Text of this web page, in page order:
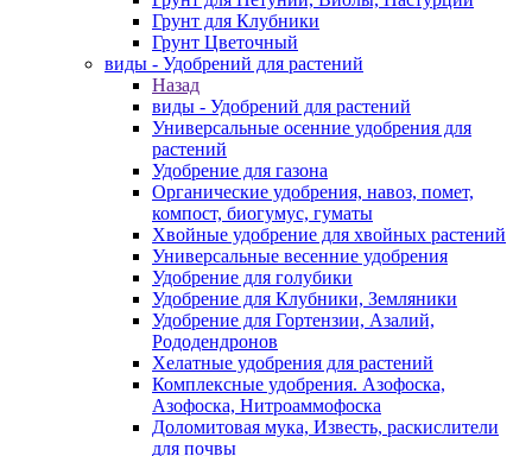
Грунт для Клубники
Грунт Цветочный
виды - Удобрений для растений
Назад
виды - Удобрений для растений
Универсальные осенние удобрения для
растений
Удобрение для газона
Органические удобрения, навоз, помет,
компост, биогумус, гуматы
Хвойные удобрение для хвойных растений
Универсальные весенние удобрения
Удобрение для голубики
Удобрение для Клубники, Земляники
Удобрение для Гортензии, Азалий,
Рододендронов
Хелатные удобрения для растений
Комплексные удобрения. Азофоска,
Азофоска, Нитроаммофоска
Доломитовая мука, Известь, раскислители
для почвы